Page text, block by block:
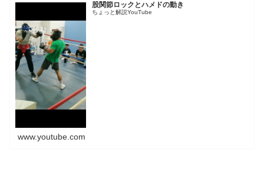
股関節ロックとハメドの動き
ちょっと解説YouTube
www.youtube.com